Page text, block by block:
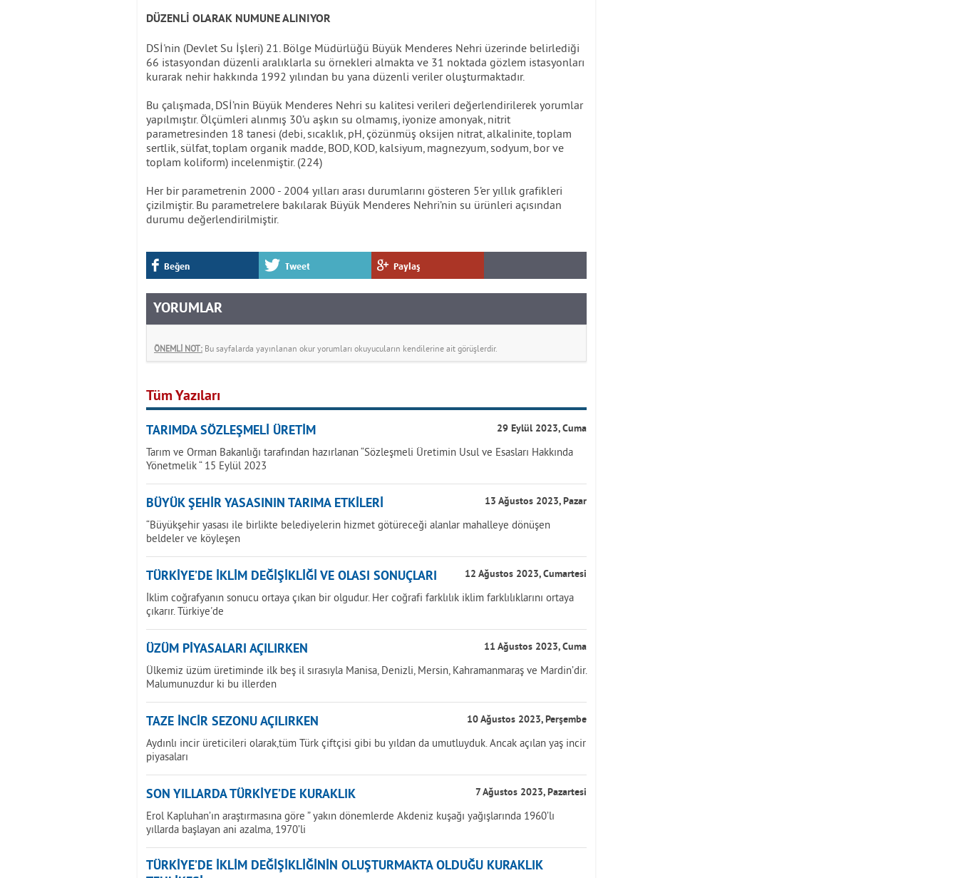
DÜZENLİ OLARAK NUMUNE ALINIYOR
DSİ'nin (Devlet Su İşleri) 21. Bölge Müdürlüğü Büyük Menderes Nehri üzerinde belirlediği
66 istasyondan düzenli aralıklarla su örnekleri almakta ve 31 noktada gözlem istasyonları
kurarak nehir hakkında 1992 yılından bu yana düzenli veriler oluşturmaktadır.
Bu çalışmada, DSİ’nin Büyük Menderes Nehri su kalitesi verileri değerlendirilerek yorumlar
yapılmıştır. Ölçümleri alınmış 30’u aşkın su olmamış, iyonize amonyak, nitrit
parametresinden 18 tanesi (debi, sıcaklık, pH, çözünmüş oksijen nitrat, alkalinite, toplam
sertlik, sülfat, toplam organik madde, BOD, KOD, kalsiyum, magnezyum, sodyum, bor ve
toplam koliform) incelenmiştir. (224)
Her bir parametrenin 2000 - 2004 yılları arası durumlarını gösteren 5’er yıllık grafikleri
çizilmiştir. Bu parametrelere bakılarak Büyük Menderes Nehri’nin su ürünleri açısından
durumu değerlendirilmiştir.
Beğen Tweet Paylaş
YORUMLAR
ÖNEMLİ NOT: Bu sayfalarda yayınlanan okur yorumları okuyucuların kendilerine ait görüşlerdir.
Tüm Yazıları
TARIMDA SÖZLEŞMELİ ÜRETİM 29 Eylül 2023, Cuma
Tarım ve Orman Bakanlığı tarafından hazırlanan “Sözleşmeli Üretimin Usul ve Esasları Hakkında
Yönetmelik “ 15 Eylül 2023
BÜYÜK ŞEHİR YASASININ TARIMA ETKİLERİ 13 Ağustos 2023, Pazar
“Büyükşehir yasası ile birlikte belediyelerin hizmet götüreceği alanlar mahalleye dönüşen
beldeler ve köyleşen
TÜRKİYE’DE İKLİM DEĞİŞİKLİĞİ VE OLASI SONUÇLARI 12 Ağustos 2023, Cumartesi
İklim coğrafyanın sonucu ortaya çıkan bir olgudur. Her coğrafi farklılık iklim farklılıklarını ortaya
çıkarır. Türkiye'de
ÜZÜM PİYASALARI AÇILIRKEN 11 Ağustos 2023, Cuma
Ülkemiz üzüm üretiminde ilk beş il sırasıyla Manisa, Denizli, Mersin, Kahramanmaraş ve Mardin’dir.
Malumunuzdur ki bu illerden
TAZE İNCİR SEZONU AÇILIRKEN 10 Ağustos 2023, Perşembe
Aydınlı incir üreticileri olarak,tüm Türk çiftçisi gibi bu yıldan da umutluyduk. Ancak açılan yaş incir
piyasaları
SON YILLARDA TÜRKİYE’DE KURAKLIK 7 Ağustos 2023, Pazartesi
Erol Kapluhan’ın araştırmasına göre ” yakın dönemlerde Akdeniz kuşağı yağışlarında 1960’lı
yıllarda başlayan ani azalma, 1970’li
TÜRKİYE’DE İKLİM DEĞİŞİKLİĞİNİN OLUŞTURMAKTA OLDUĞU KURAKLIK